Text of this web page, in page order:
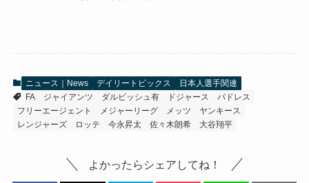
ニュース｜News デイリートピックス
日本人選手関連
FA
ジャイアンツ ダルビッシュ有 ドジャース
パドレス
フリーエージェント
メジャーリーグ メッツ
ヤンキース
レンジャーズ
ロッテ 今永昇太 佐々木朗希 大谷翔平
よかったらシェアしてね！